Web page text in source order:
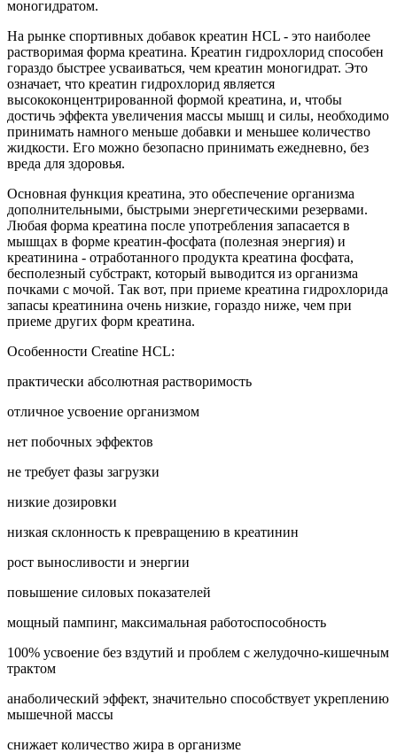
моногидратом.
На рынке спортивных добавок креатин НСL - это наиболее
растворимая форма креатина. Креатин гидрохлорид способен
гораздо быстрее усваиваться, чем креатин моногидрат. Это
означает, что креатин гидрохлорид является
высококонцентрированной формой креатина, и, чтобы
достичь эффекта увеличения массы мышц и силы, необходимо
принимать намного меньше добавки и меньшее количество
жидкости. Его можно безопасно принимать ежедневно, без
вреда для здоровья.
Основная функция креатина, это обеспечение организма
дополнительными, быстрыми энергетическими резервами.
Любая форма креатина после употребления запасается в
мышцах в форме креатин-фосфата (полезная энергия) и
креатинина - отработанного продукта креатина фосфата,
бесполезный субстракт, который выводится из организма
почками с мочой. Так вот, при приеме креатина гидрохлорида
запасы креатинина очень низкие, гораздо ниже, чем при
приеме других форм креатина.
Особенности Creatine HCL:
практически абсолютная растворимость
отличное усвоение организмом
нет побочных эффектов
не требует фазы загрузки
низкие дозировки
низкая склонность к превращению в креатинин
рост выносливости и энергии
повышение силовых показателей
мощный пампинг, максимальная работоспособность
100% усвоение без вздутий и проблем с желудочно-кишечным
трактом
анаболический эффект, значительно способствует укреплению
мышечной массы
снижает количество жира в организме